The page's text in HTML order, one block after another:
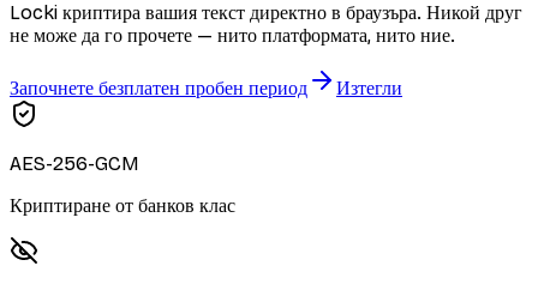
Locki криптира вашия текст директно в браузъра. Никой друг
не може да го прочете — нито платформата, нито ние.
Започнете безплатен пробен период Изтегли
AES-256-GCM
Криптиране от банков клас